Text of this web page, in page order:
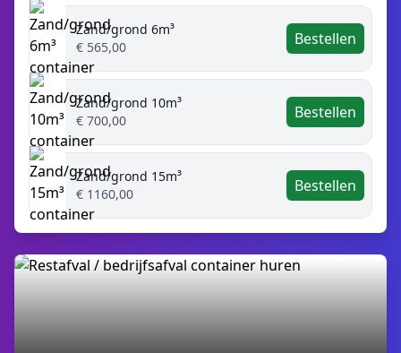
Zand/grond 6m³
€ 565,00
Bestellen
Zand/grond 10m³
€ 700,00
Bestellen
Zand/grond 15m³
€ 1160,00
Bestellen